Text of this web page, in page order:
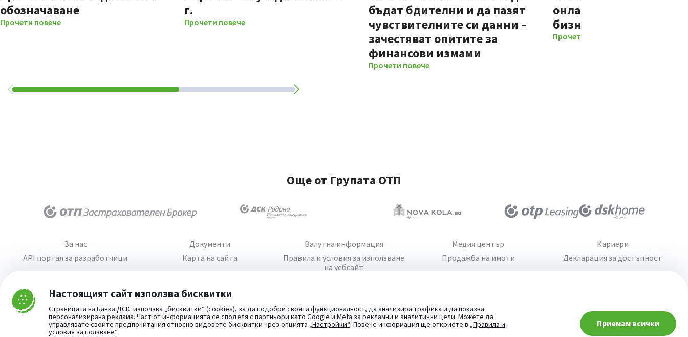
Затвори Настоящият сайт използва бисквитки
Страницата на Банка ДСК използва „бисквитки“ (cookies), за да подобри своята функционалност, да анализира трафика и да показва
персонализирана реклама. Част от информацията се споделя с партньори като Google и Meta за рекламни и аналитични цели. Можете да
управлявате своите предпочитания относно видовете бисквитки чрез опцията „Настройки“. Повече информация ще откриете в „Правила и
условия за ползване“.
Приемам всички
обозначаване
Прочети повече
г.
Прочети повече
бъдат бдителни и да пазят
чувствителните си данни –
зачестяват опитите за
финансови измами
Прочети повече
онлайн процес за нови
бизнес клиенти
Прочети повече
Още от Групата ОТП
За нас
API портал за разработчици
Документи
Карта на сайта
Валутна информация
Правила и условия за използване
на уебсайт
Медия център
Продажба на имоти
Кариери
Декларация за достъпност
При въпроси -
попитай AI асистента ни
Cookie consent change